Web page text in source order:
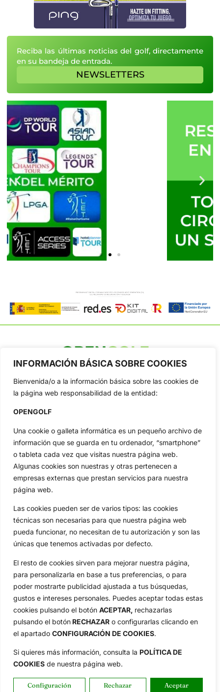
INFORMACIÓN BÁSICA SOBRE COOKIES
Bienvenida/o a la información básica sobre las cookies de
la página web responsabilidad de la entidad:
OPENGOLF
Una cookie o galleta informática es un pequeño archivo de
información que se guarda en tu ordenador, “smartphone”
o tableta cada vez que visitas nuestra página web.
Algunas cookies son nuestras y otras pertenecen a
empresas externas que prestan servicios para nuestra
página web.
Las cookies pueden ser de varios tipos: las cookies
técnicas son necesarias para que nuestra página web
pueda funcionar, no necesitan de tu autorización y son las
únicas que tenemos activadas por defecto.
El resto de cookies sirven para mejorar nuestra página,
para personalizarla en base a tus preferencias, o para
poder mostrarte publicidad ajustada a tus búsquedas,
gustos e intereses personales. Puedes aceptar todas estas
cookies pulsando el botón ACEPTAR, rechazarlas
pulsando el botón RECHAZAR o configurarlas clicando en
el apartado CONFIGURACIÓN DE COOKIES.
Si quieres más información, consulta la POLÍTICA DE
COOKIES de nuestra página web.
Configuración Rechazar Aceptar
Reciba las últimas noticias del golf, directamente
en su bandeja de entrada.
NEWSLETTERS
OpenGolf ofrece toda la actualidad, información del golf
profesional y amateur, resultados en directo, vídeos, noticias,
Jon Rahm, LIV Golf, PGA Tour, Ryder Cup, DP World Tour, LPGA
Tour...
Categorias
Amateurs
Circuitos
Especiales
Ryder Cup
Reglas
Vídeos
De Interés
Compañía
Aviso Legal
Política de Privacidad
Política de Cookies
Publicidad
Newsletters
Copyright © 2025 OpenGolf | Diseño porTecnoQuatre